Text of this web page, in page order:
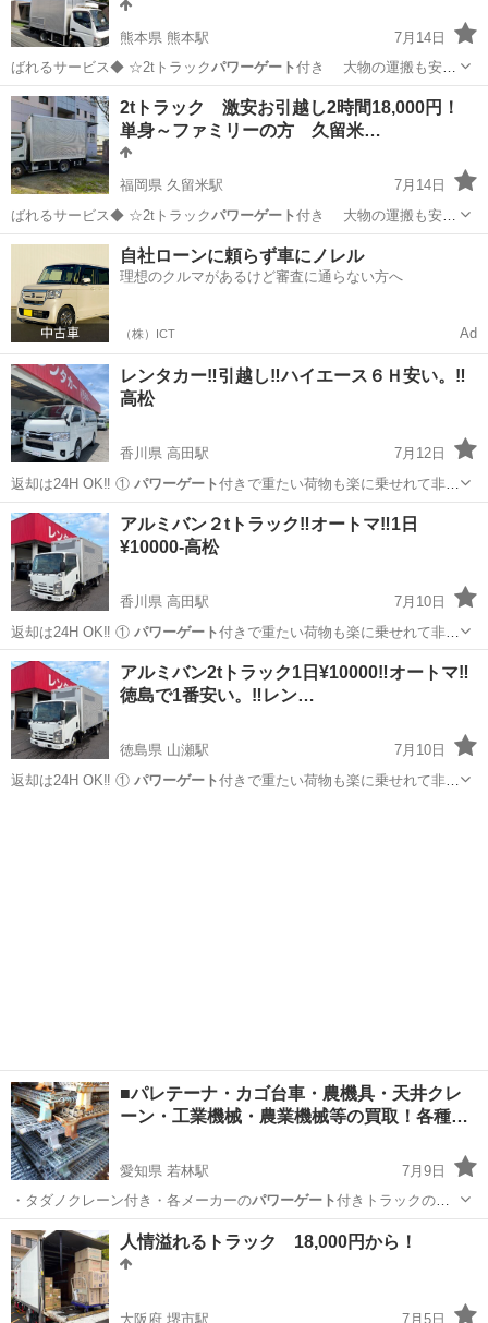
熊本県 熊本駅
7月14日
ばれるサービス◆ ☆2tトラックパワーゲート付き 大物の運搬も安心
…熊本 熊本市 熊本駅 便利屋 料金
2tトラック 激安お引越し2時間18,000円！
単身～ファミリーの方 久留米…
福岡県 久留米駅
7月14日
ばれるサービス◆ ☆2tトラックパワーゲート付き 大物の運搬も安心
…福岡 久留米市 便利屋
自社ローンに頼らず車にノレル
理想のクルマがあるけど審査に通らない方へ
（株）ICT Ad
レンタカー‼️引越し‼️ハイエース６Ｈ安い。‼️
高松
香川県 高田駅
7月12日
️返却は24H OK‼️ ① パワーゲート付きで重たい荷物も楽に乗せれて非
常…
香川 高松市 引っ越し レンタカー
アルミバン２tトラック‼️オートマ‼️1日
¥10000-高松
香川県 高田駅
7月10日
️返却は24H OK‼️ ① パワーゲート付きで重たい荷物も楽に乗せれて非
常…
香川 高松市 引っ越し パワーゲート
アルミバン2tトラック1日¥10000‼️オートマ‼️
徳島で1番安い。‼️レン…
徳島県 山瀬駅
7月10日
️返却は24H OK‼️ ① パワーゲート付きで重たい荷物も楽に乗せれて非
■パレテーナ・カゴ台車・農機具・天井クレ
ーン・工業機械・農業機械等の買取！各種…
愛知県 若林駅
7月9日
・タダノクレーン付き・各メーカーのパワーゲート付きトラックの買
取・故障や事故で不…
愛知 豊田市 若林駅 その他
人情溢れるトラック 18,000円から！
大阪府 堺市駅 7月5日